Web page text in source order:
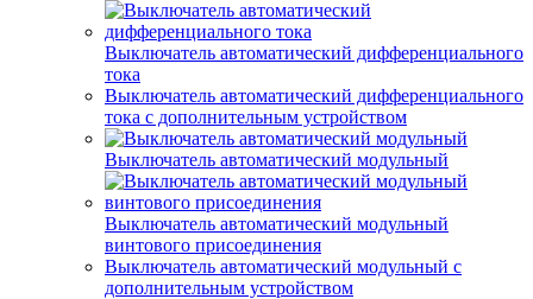
Выключатель автоматический дифференциального
тока
Выключатель автоматический дифференциального
тока с дополнительным устройством
Выключатель автоматический модульный
Выключатель автоматический модульный
винтового присоединения
Выключатель автоматический модульный с
дополнительным устройством